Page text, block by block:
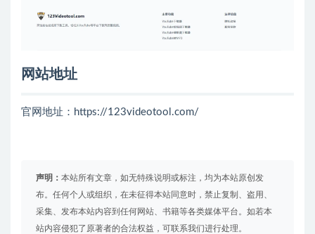
网站地址
官网地址：https://123videotool.com/
声明： 本站所有文章，如无特殊说明或标注，均为本站原创发
布。任何个人或组织，在未征得本站同意时，禁止复制、盗用、
采集、发布本站内容到任何网站、书籍等各类媒体平台。如若本
站内容侵犯了原著者的合法权益，可联系我们进行处理。